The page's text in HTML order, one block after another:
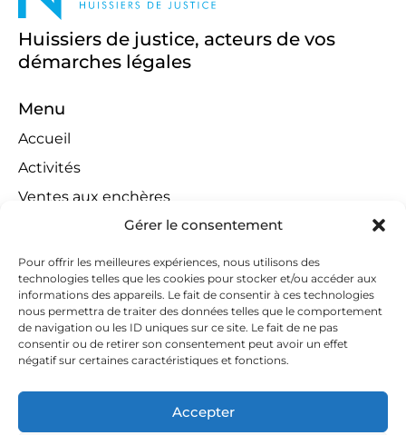
Gérer le consentement
Pour offrir les meilleures expériences, nous utilisons des
technologies telles que les cookies pour stocker et/ou accéder aux
informations des appareils. Le fait de consentir à ces technologies
nous permettra de traiter des données telles que le comportement
de navigation ou les ID uniques sur ce site. Le fait de ne pas
consentir ou de retirer son consentement peut avoir un effet
négatif sur certaines caractéristiques et fonctions.
Accepter
Huissiers de justice, acteurs de vos
démarches légales
Menu
Accueil
Activités
Ventes aux enchères
Compétences territoriales
Jeux concours
Liens
Contact
Contactez-nous
huissiers@tapella-nilles.lu